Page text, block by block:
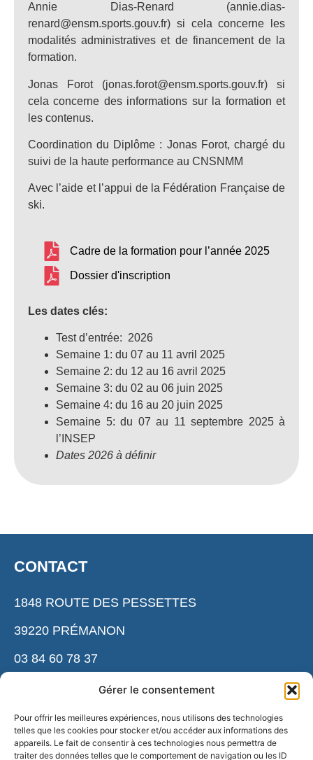
Gérer le consentement
Pour offrir les meilleures expériences, nous utilisons des technologies
telles que les cookies pour stocker et/ou accéder aux informations des
appareils. Le fait de consentir à ces technologies nous permettra de
traiter des données telles que le comportement de navigation ou les ID
Annie Dias-Renard (annie.dias-
renard@ensm.sports.gouv.fr) si cela concerne les
modalités administratives et de financement de la
formation.
Jonas Forot (jonas.forot@ensm.sports.gouv.fr) si
cela concerne des informations sur la formation et
les contenus.
Coordination du Diplôme : Jonas Forot, chargé du
suivi de la haute performance au CNSNMM
Avec l’aide et l’appui de la Fédération Française de
ski.
Cadre de la formation pour l’année 2025
Dossier d'inscription
Les dates clés:
Test d’entrée: 2026
Semaine 1: du 07 au 11 avril 2025
Semaine 2: du 12 au 16 avril 2025
Semaine 3: du 02 au 06 juin 2025
Semaine 4: du 16 au 20 juin 2025
Semaine 5: du 07 au 11 septembre 2025 à
l’INSEP
Dates 2026 à définir
CONTACT
1848 ROUTE DES PESSETTES
39220 PRÉMANON
03 84 60 78 37
cnsnmm.accueil@ensm. sports.gouv.fr
ESPACE PRESSE